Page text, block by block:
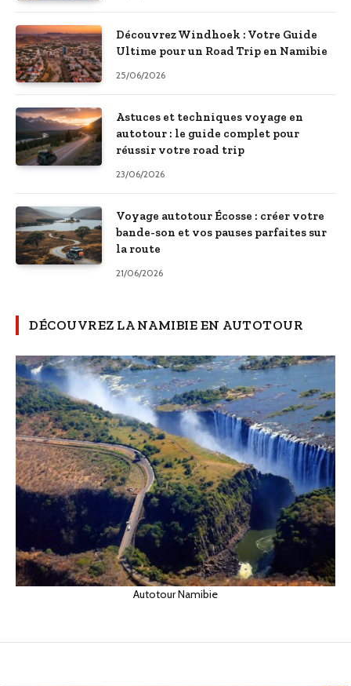
Découvrez Windhoek : Votre Guide
Ultime pour un Road Trip en Namibie
25/06/2026
Astuces et techniques voyage en
autotour : le guide complet pour
réussir votre road trip
23/06/2026
Voyage autotour Écosse : créer votre
bande-son et vos pauses parfaites sur
la route
21/06/2026
DÉCOUVREZ LA NAMIBIE EN AUTOTOUR
Autotour Namibie